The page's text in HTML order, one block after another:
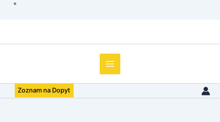
Zoznam na Dopyt
hrniec,
6
ks,